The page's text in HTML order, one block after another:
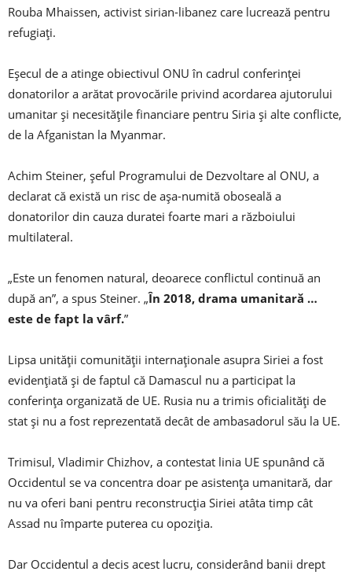
Rouba Mhaissen, activist sirian-libanez care lucrează pentru
refugiați.
Eșecul de a atinge obiectivul ONU în cadrul conferinței
donatorilor a arătat provocările privind acordarea ajutorului
umanitar și necesitățile financiare pentru Siria și alte conflicte,
de la Afganistan la Myanmar.
Achim Steiner, șeful Programului de Dezvoltare al ONU, a
declarat că există un risc de așa-numită oboseală a
donatorilor din cauza duratei foarte mari a războiului
multilateral.
„Este un fenomen natural, deoarece conflictul continuă an
după an”, a spus Steiner. „În 2018, drama umanitară …
este de fapt la vârf.”
Lipsa unității comunității internaționale asupra Siriei a fost
evidențiată și de faptul că Damascul nu a participat la
conferința organizată de UE. Rusia nu a trimis oficialități de
stat și nu a fost reprezentată decât de ambasadorul său la UE.
Trimisul, Vladimir Chizhov, a contestat linia UE spunând că
Occidentul se va concentra doar pe asistența umanitară, dar
nu va oferi bani pentru reconstrucția Siriei atâta timp cât
Assad nu împarte puterea cu opoziția.
Dar Occidentul a decis acest lucru, considerând banii drept